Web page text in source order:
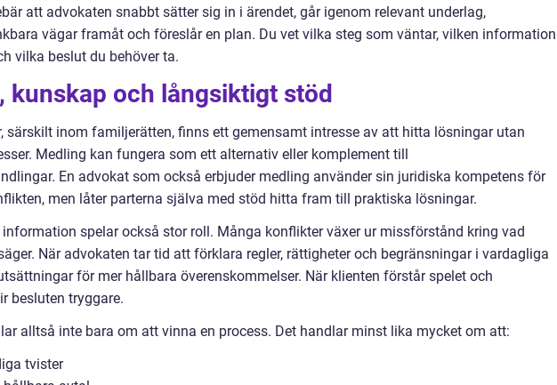
att advokaten snabbt sätter sig in i ärendet, går igenom relevant underlag,
vägar framåt och föreslår en plan. Du vet vilka steg som väntar, vilken information
vilka beslut du behöver ta.
kunskap och långsiktigt stöd
särskilt inom familjerätten, finns ett gemensamt intresse av att hitta lösningar utan
Medling kan fungera som ett alternativ eller komplement till
En advokat som också erbjuder medling använder sin juridiska kompetens för
men låter parterna själva med stöd hitta fram till praktiska lösningar.
spelar också stor roll. Många konflikter växer ur missförstånd kring vad
När advokaten tar tid att förklara regler, rättigheter och begränsningar i vardagliga
för mer hållbara överenskommelser. När klienten förstår spelet och
besluten tryggare.
alltså inte bara om att vinna en process. Det handlar minst lika mycket om att:
tvister